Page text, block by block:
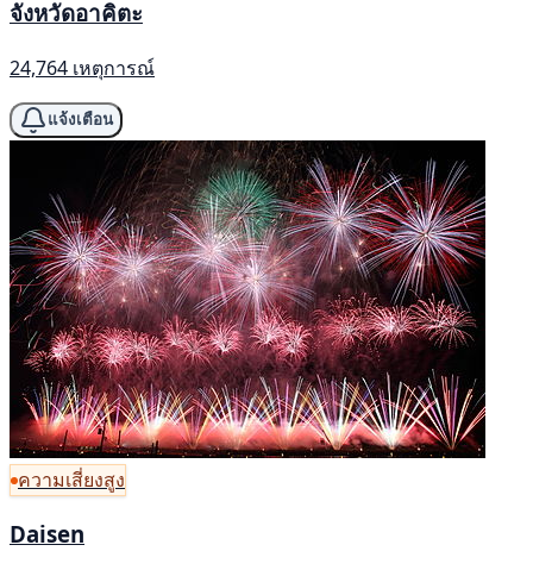
จังหวัดอาคิตะ
24,764 เหตุการณ์
แจ้งเตือน
ความเสี่ยงสูง
Daisen